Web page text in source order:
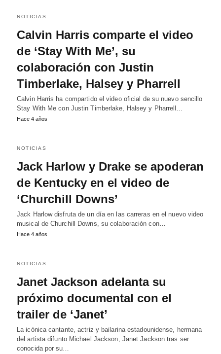
NOTICIAS
Calvin Harris comparte el video
de ‘Stay With Me’, su
colaboración con Justin
Timberlake, Halsey y Pharrell
Calvin Harris ha compartido el video oficial de su nuevo sencillo
Stay With Me con Justin Timberlake, Halsey y Pharrell…
Hace 4 años
NOTICIAS
Jack Harlow y Drake se apoderan
de Kentucky en el video de
‘Churchill Downs’
Jack Harlow disfruta de un día en las carreras en el nuevo video
musical de Churchill Downs, su colaboración con…
Hace 4 años
NOTICIAS
Janet Jackson adelanta su
próximo documental con el
trailer de ‘Janet’
La icónica cantante, actriz y bailarina estadounidense, hermana
del artista difunto Michael Jackson, Janet Jackson tras ser
conocida por su…